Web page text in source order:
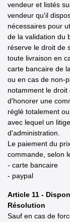
vendeur et listés
vendeur qu'il
nécessaires pour
de la validation du
réserve le droit de
toute livraison en
carte bancaire de
ou en cas de non-
notamment le
d'honorer une
réglé totalement
avec lequel un
d'administration.
Le paiement du
commande, selon
- carte bancaire
- paypal
Article 11 -
Résolution
Sauf en cas de